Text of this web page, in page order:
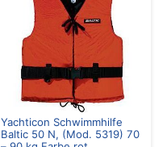
Yachticon Schwimmhilfe
Baltic 50 N, (Mod. 5319) 70